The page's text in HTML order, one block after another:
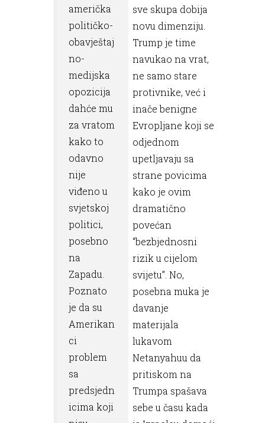
američka
političko-
obavještaj
no-
medijska
opozicija
dahće mu
za vratom
kako to
odavno
nije
viđeno u
svjetskoj
politici,
posebno
na
Zapadu.
Poznato
je da su
Amerikan
ci
problem
sa
predsjedn
icima koji
sve skupa dobija
novu dimenziju.
Trump je time
navukao na vrat,
ne samo stare
protivnike, već i
inače benigne
Evropljane koji se
odjednom
upetljavaju sa
strane povicima
kako je ovim
dramatično
povećan
“bezbjednosni
rizik u cijelom
svijetu”. No,
posebna muka je
davanje
materijala
lukavom
Netanyahuu da
pritiskom na
Trumpa spašava
sebe u času kada